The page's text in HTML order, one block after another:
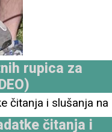
rupica za
čitanja i